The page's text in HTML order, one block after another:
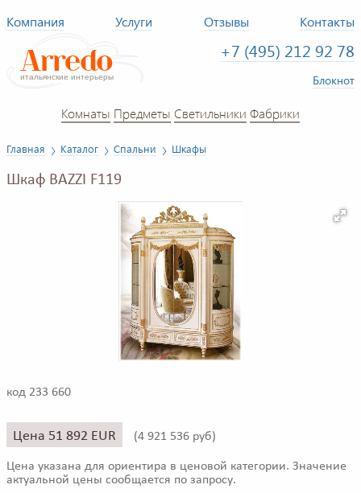
Компания Услуги Отзывы Контакты
+7 (495) 212 92 78
Блокнот
Комнаты Предметы Светильники Фабрики
Главная Каталог Спальни Шкафы
Шкаф BAZZI F119
код 233 660
Цена 51 892 EUR (4 921 536 руб)
Цена указана для ориентира в ценовой категории. Значение
актуальной цены сообщается по запросу.